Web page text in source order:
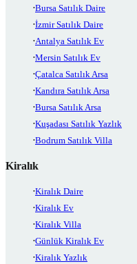
Bursa Satılık Daire
İzmir Satılık Daire
Antalya Satılık Ev
Mersin Satılık Ev
Çatalca Satılık Arsa
Kandıra Satılık Arsa
Bursa Satılık Arsa
Kuşadası Satılık Yazlık
Bodrum Satılık Villa
Kiralık
Kiralık Daire
Kiralık Ev
Kiralık Villa
Günlük Kiralık Ev
Kiralık Yazlık